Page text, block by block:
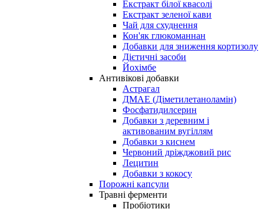
Екстракт білої квасолі
Екстракт зеленої кави
Чай для схуднення
Кон'як глюкоманнан
Добавки для зниження кортизолу
Дієтичні засоби
Йохімбе
Антивікові добавки
Астрагал
ДМАЕ (Діметилетаноламін)
Фосфатидилсерин
Добавки з деревним і
активованим вугіллям
Добавки з киснем
Червоний дріжджовий рис
Лецитин
Добавки з кокосу
Порожні капсули
Травні ферменти
Пробіотики